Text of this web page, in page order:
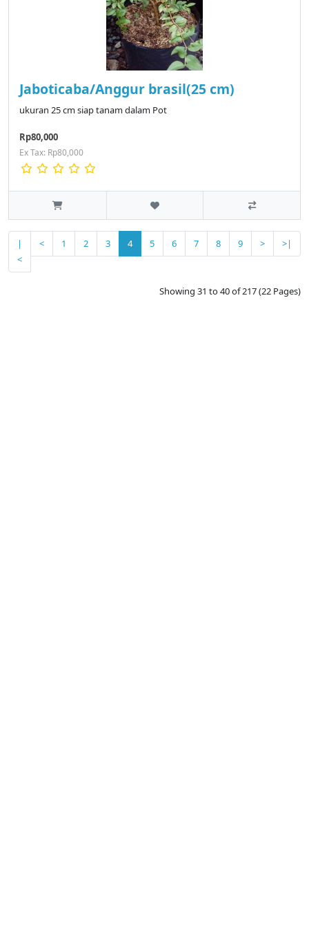
Jaboticaba/Anggur brasil(25 cm)
ukuran 25 cm siap tanam dalam Pot
Rp80,000
Ex Tax: Rp80,000
|
<
< 1 2 3 4 5 6 7 8 9 > >|
Showing 31 to 40 of 217 (22 Pages)